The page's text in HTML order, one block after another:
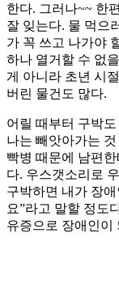
한다. 그러나~~ 한
잘 잊는다. 물 먹으
가 꼭 쓰고 나가야
하나 열거할 수 없
게 아니라 초년 시
버린 물건도 많다.
어릴 때부터 구박
나는 빼앗아가는
빡병 때문에 남편
다. 우스갯소리로
구박하면 내가 장애
요”라고 말할 정도
유증으로 장애인이